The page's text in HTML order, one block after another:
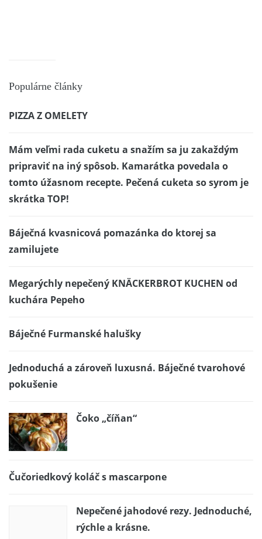
Populárne články
PIZZA Z OMELETY
Mám veľmi rada cuketu a snažím sa ju zakaždým
pripraviť na iný spôsob. Kamarátka povedala o
tomto úžasnom recepte. Pečená cuketa so syrom je
skrátka TOP!
Báječná kvasnicová pomazánka do ktorej sa
zamilujete
Megarýchly nepečený KNÄCKERBROT KUCHEN od
kuchára Pepeho
Báječné Furmanské halušky
Jednoduchá a zároveň luxusná. Báječné tvarohové
pokušenie
Čoko „číňan“
Čučoriedkový koláč s mascarpone
Nepečené jahodové rezy. Jednoduché,
rýchle a krásne.